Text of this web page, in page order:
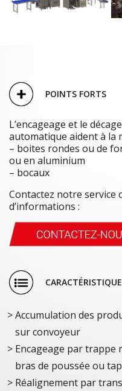
POINTS FORTS
L’encageage et le
automatique aident à la
– boites rondes ou de
ou en aluminium
– bocaux
Contactez notre service
d’informations :
Accumulation des
sur convoyeur
Encageage par trappe
bras de poussée ou
Réalignement par